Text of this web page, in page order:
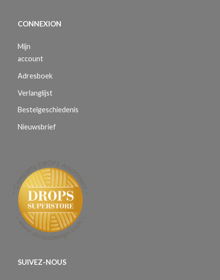
CONNEXION
Mijn
account
Adresboek
Verlanglijst
Bestelgeschiedenis
Nieuwsbrief
SUIVEZ-NOUS